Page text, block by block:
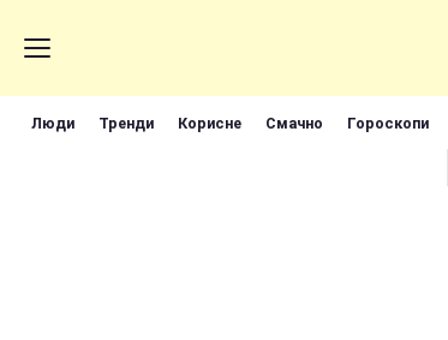
Люди Тренди Корисне Смачно Гороскопи